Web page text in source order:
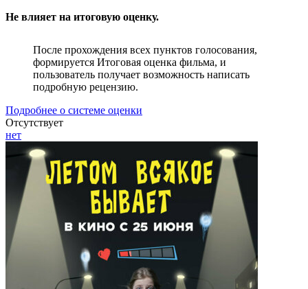
Не влияет на итоговую оценку.
После прохождения всех пунктов голосования,
формируется Итоговая оценка фильма, и
пользователь получает возможность написать
подробную рецензию.
Подробнее о системе оценки
Отсутствует
нет